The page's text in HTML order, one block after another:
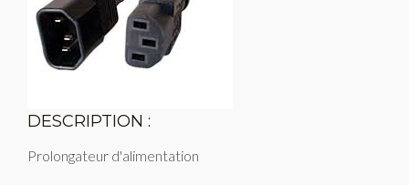
DESCRIPTION :
Prolongateur d'alimentation